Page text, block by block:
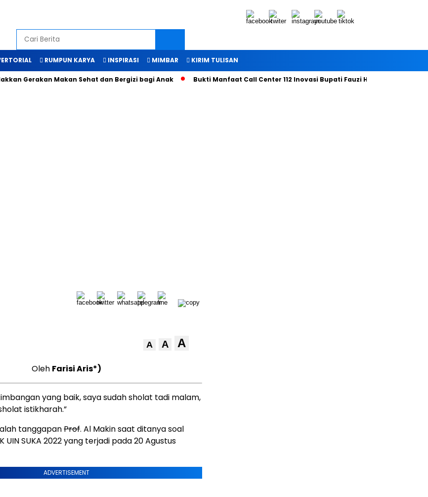
RUMPUN KARYA INSPIRASI MIMBAR KIRIM TULISAN
Gerakan Makan Sehat dan Bergizi bagi Anak Bukti Manfaat Call Center 112 Inovasi Bupati Fauzi Hari ini
A A A
Oleh Farisi Aris*)
yang baik, saya sudah sholat tadi malam,
istikharah.”
tanggapanProf. Al Makin saat ditanya soal
UIN SUKA 2022 yang terjadi pada 20 Agustus
ADVERTISEMENT